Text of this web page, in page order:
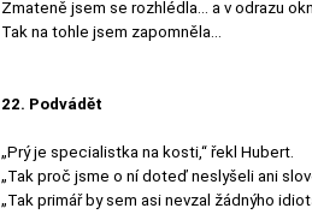
Zmateně jsem se rozhlédla… a v odrazu
Tak na tohle jsem zapomněla…
22. Podvádět
„Prý je specialistka na kosti,“ řekl Hubert.
„Tak proč jsme o ní doteď neslyšeli ani
„Tak primář by sem asi nevzal žádnýho